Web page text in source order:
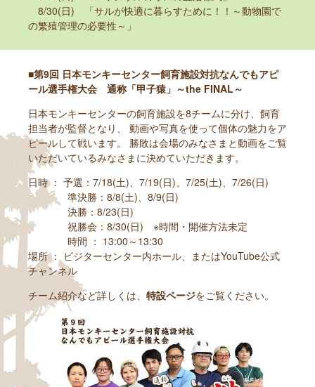
8/30(日) 「サルが快適に暮らすために！！～動物園で
の繁殖管理の必要性～」
■第9回 日本モンキーセンター飼育施設対抗なんでもアピ
ール選手権大会 通称「甲子猿」～the FINAL～
日本モンキーセンターの飼育施設を8チームに分け、飼育
担当者が監督となり、 動画や写真を使って個体の魅力をア
ピールして戦います。 勝敗は会場のみなさまと動画をご覧
いただいているみなさまに決めていただきます。
日時 ： 予選：7/18(土)、7/19(日)、7/25(土)、7/26(日)
準決勝：8/8(土)、8/9(日)
決勝：8/23(日)
祝勝会：8/30(日) ※時間・開催方法未定
時間 ： 13:00～13:30
場所 ： ビジターセンター内ホール、またはYouTube公式
チャンネル
チーム紹介など詳しくは、 特設ページをご覧ください。